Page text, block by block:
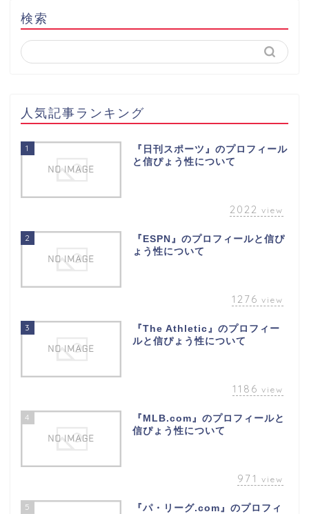
検索
人気記事ランキング
1
『日刊スポーツ』のプロフィール
と信ぴょう性について
2022 view
2
『ESPN』のプロフィールと信ぴ
ょう性について
1276 view
3
『The Athletic』のプロフィー
ルと信ぴょう性について
1186 view
4
『MLB.com』のプロフィールと
信ぴょう性について
971 view
5
『パ・リーグ.com』のプロフィ